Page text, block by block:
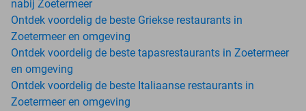
nabij Zoetermeer
Ontdek voordelig de beste Griekse restaurants in
Zoetermeer en omgeving
Ontdek voordelig de beste tapasrestaurants in Zoetermeer
en omgeving
Ontdek voordelig de beste Italiaanse restaurants in
Zoetermeer en omgeving